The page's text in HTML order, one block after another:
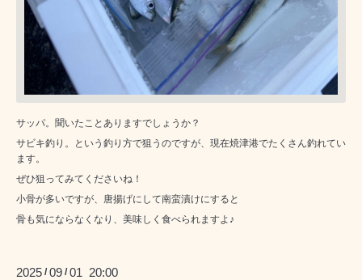
サッパ。聞いたことありますでしょうか？
サビキ釣り。という釣り方で狙うのですが、現在焼津港でたくさん釣れてい
ます。
ぜひ狙ってみてくださいね！
小骨が多いですが、唐揚げにして南蛮漬けにすると
骨も気にならなくなり、美味しく食べられますよ♪
2025 /09 /01 20:00